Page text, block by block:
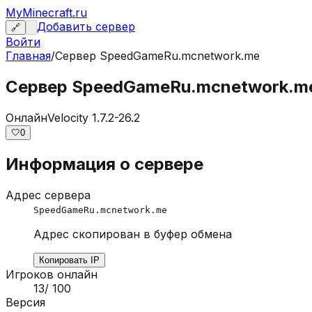
MyMinecraft.ru
🔗
Добавить сервер
Войти
Главная/Сервер SpeedGameRu.mcnetwork.me
Сервер
ОнлайнVelocity 1.7.2-26.2
🤍0
Информация о сервере
Адрес сервера
SpeedGameRu.mcnetwork.me
Адрес скопирован в буфер обмена
Копировать IP
Игроков онлайн
13/ 100
Версия